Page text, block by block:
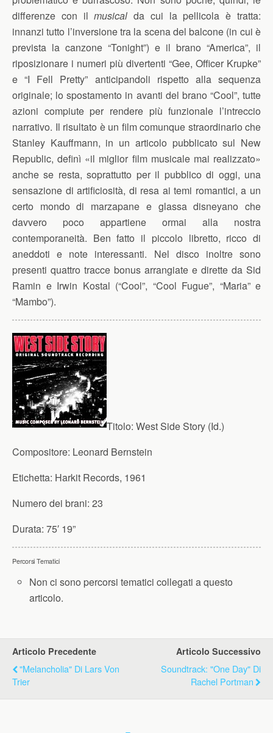
differenze con ilmusical da cui la pellicola è tratta:
innanzi tutto l’inversione tra la scena del balcone (in cui è
prevista la canzone “Tonight”) e il brano “America”, il
riposizionare i numeri più divertenti “Gee, Officer Krupke”
e “I Fell Pretty” anticipandoli rispetto alla sequenza
originale; lo spostamento in avanti del brano “Cool”, tutte
azioni compiute per rendere più funzionale l’intreccio
narrativo. Il risultato è un film comunque straordinario che
Stanley Kauffmann, in un articolo pubblicato sul New
Republic, definì «il miglior film musicale mai realizzato»
anche se resta, soprattutto per il pubblico di oggi, una
sensazione di artificiosità, di resa ai temi romantici, a un
certo mondo di marzapane e glassa disneyano che
davvero poco appartiene ormai alla nostra
contemporaneità. Ben fatto il piccolo libretto, ricco di
aneddoti e note interessanti. Nel disco inoltre sono
presenti quattro tracce bonus arrangiate e dirette da Sid
Ramin e Irwin Kostal (“Cool”, “Cool Fugue”, “Maria” e
“Mambo”).
Titolo: West Side Story (Id.)
Compositore: Leonard Bernstein
Etichetta: Harkit Records, 1961
Numero dei brani: 23
Durata: 75′ 19”
Percorsi Tematici
Non ci sono percorsi tematici collegati a questo
articolo.
Articolo Precedente
"Melancholia" Di Lars Von
Trier
Articolo Successivo
Soundtrack: "One Day" Di
Rachel Portman